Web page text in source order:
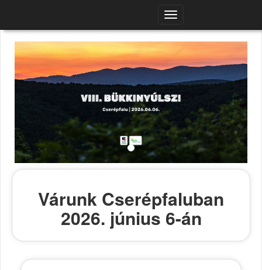
Navigációs
menü
Várunk Cserépfaluban
2026. június 6-án